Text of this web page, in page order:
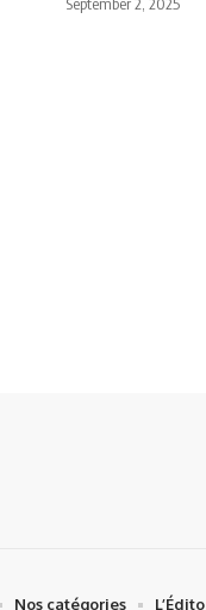
September 2, 2025
Nos catégories L’Édito